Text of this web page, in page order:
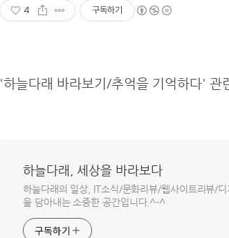
4 구독하기
'하늘다래 바라보기/추억을 기억하다' 관
하늘다래, 세상을 바라보다
하늘다래의 일상, IT소식/문화리뷰/웹사이트리뷰/
을 담아내는 소중한 공간입니다.^-^
구독하기